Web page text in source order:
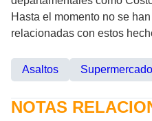
Hasta el momento no se
relacionadas con estos
Asaltos
NOTAS